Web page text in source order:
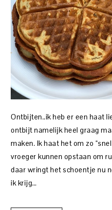
Ontbijten..ik heb er een haat
ontbijt namelijk heel graag
maken. Ik haat het om zo
vroeger kunnen opstaan om
daar wringt het schoentje nu
ik krijg…